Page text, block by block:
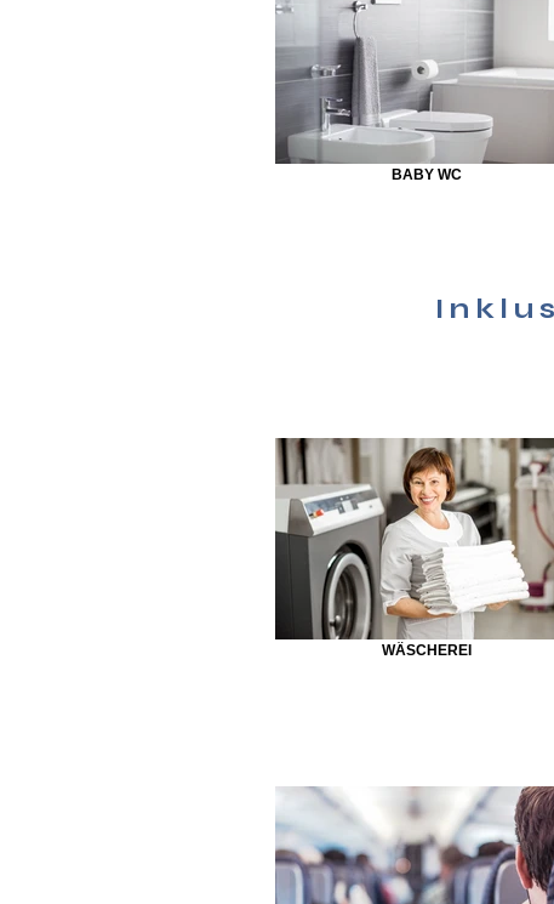
BABY WC
WÄSCHEREI